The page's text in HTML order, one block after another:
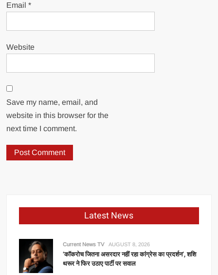
Email*
Website
Save my name, email, and
website in this browser for the
next time I comment.
Latest News
Current News TV AUGUST 8, 2026
‘कॉकरोच जितना असरदार नहीं रहा कांग्रेस का प्रदर्शन’, शशि
थरूर ने फिर उठाए पार्टी पर सवाल